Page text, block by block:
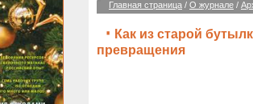
Главная страница / О журнале /
Как из старой
превращения